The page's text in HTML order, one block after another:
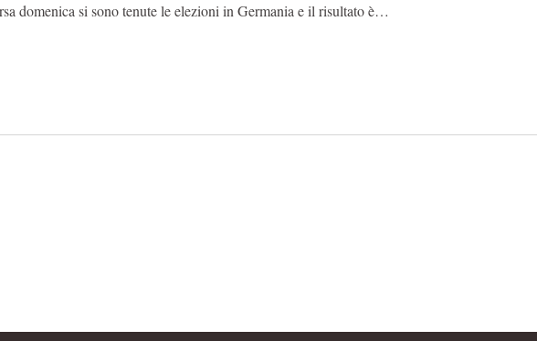
domenica si sono tenute le elezioni in Germania e il risultato è…